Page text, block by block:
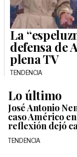
La
defensa de
plena TV
TENDENCIA
Lo último
José Antonio
caso Américo
reflexión dejó
TENDENCIA